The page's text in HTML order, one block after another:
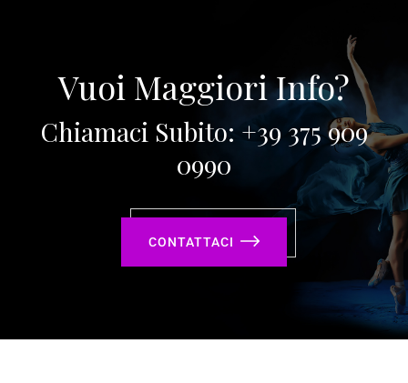
Vuoi Maggiori Info?
Chiamaci Subito: +39 375 909
0990
CONTATTACI